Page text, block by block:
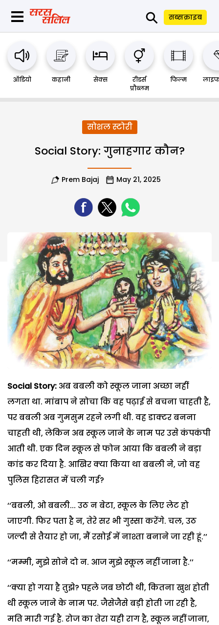
⚲ सब्सक्राइब
ऑडियो कहानी सेक्स
रीडर्स
प्रौब्लम
फिल्म
सोशल स्टोरी
Social Story: गुनाहगार कौन?
Prem Bajaj May 21, 2025
Social Story: अब बबली को स्कूल जाना अच्छा नहीं
लगता था. मांबाप ने सोचा कि वह पढ़ाई से बचना चाहती है,
पर बबली अब गुमसुम रहने लगी थी. वह डाक्टर बनना
चाहती थी, लेकिन अब स्कूल जाने के नाम पर उसे कंपकंपी
आती थी. एक दिन स्कूल से फोन आया कि बबली ने बड़ा
कांड कर दिया है. आखिर क्या किया था बबली ने, जो वह
पुलिस हिरासत में चली गई?
‘‘बबली, ओ बबली... उठ न बेटा, स्कूल के लिए लेट हो
जाएगी. फिर पता है न, तेरे सर भी गुस्सा करेंगे. चल, उठ
जल्दी से तैयार हो जा, मैं रसोई में नाश्ता बनाने जा रही हूं.’’
‘‘मम्मी, मुझे सोने दो न. आज मुझे स्कूल नहीं जाना है.’’
‘‘क्या हो गया है तुझे? पहले जब छोटी थी, कितना खुश होती
थी स्कूल जाने के नाम पर. जैसेजैसे बड़ी होती जा रही है,
मति मारी गई है. रोज का तेरा यही राग है, स्कूल नहीं जाना,